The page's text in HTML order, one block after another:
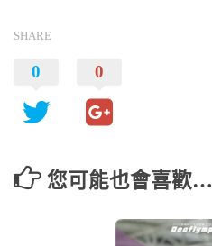
SHARE
0 0
您可能也會喜歡…